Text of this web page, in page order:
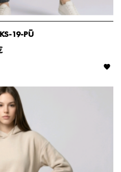
19-PŪ
